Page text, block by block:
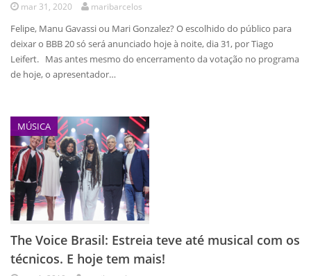
mar 31, 2020 maribarcelos
Felipe, Manu Gavassi ou Mari Gonzalez? O escolhido do público para
deixar o BBB 20 só será anunciado hoje à noite, dia 31, por Tiago
Leifert. Mas antes mesmo do encerramento da votação no programa
de hoje, o apresentador…
MÚSICA
The Voice Brasil: Estreia teve até musical com os
técnicos. E hoje tem mais!